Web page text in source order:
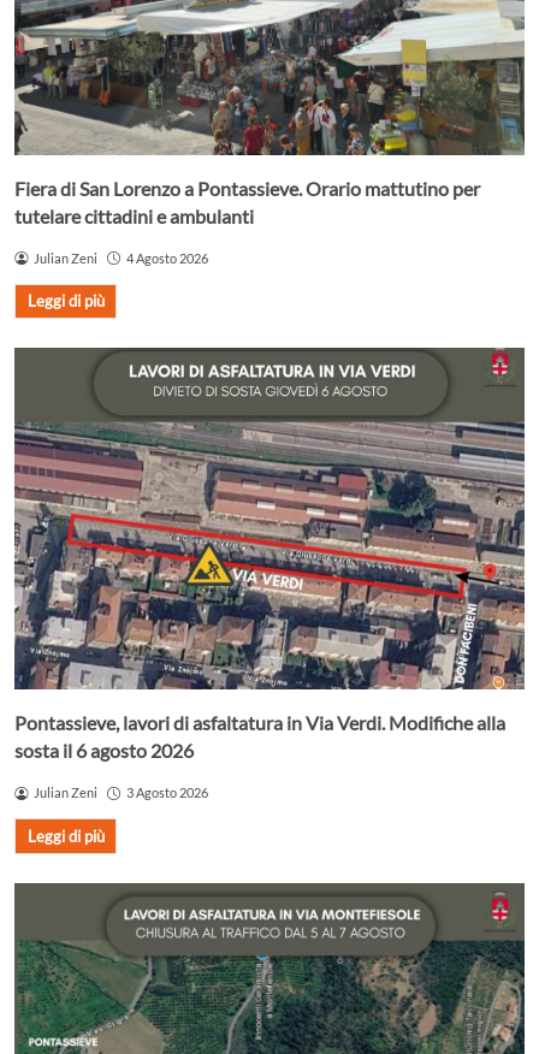
Fiera di San Lorenzo a Pontassieve. Orario mattutino per
tutelare cittadini e ambulanti
Julian Zeni 4 Agosto 2026
Leggi di più
Pontassieve, lavori di asfaltatura in Via Verdi. Modifiche alla
sosta il 6 agosto 2026
Julian Zeni 3 Agosto 2026
Leggi di più